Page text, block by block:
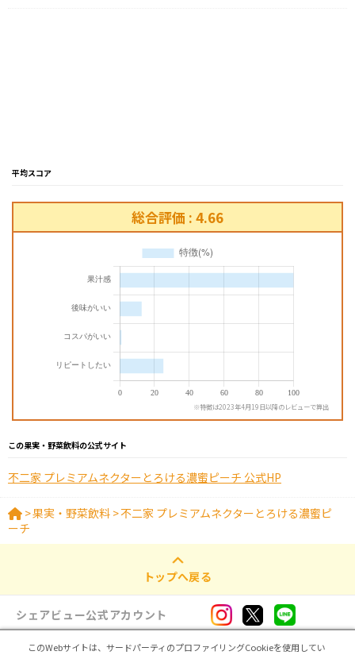
平均スコア
総合評価 : 4.66
※特徴は2023年4月19日以降のレビューで算出
この果実・野菜飲料の公式サイト
不二家 プレミアムネクターとろける濃蜜ピーチ 公式HP
>果実・野菜飲料 >不二家 プレミアムネクターとろける濃蜜ピ
ーチ
トップへ戻る
シェアビュー公式アカウント
このWebサイトは、サードパーティのプロファイリングCookieを使用してい